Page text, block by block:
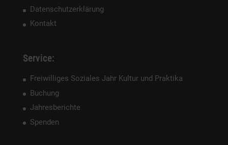
Datenschutzerklärung
Kontakt
Service:
Freiwilliges Soziales Jahr Kultur und Praktika
Buchung
Jahresberichte
Spenden